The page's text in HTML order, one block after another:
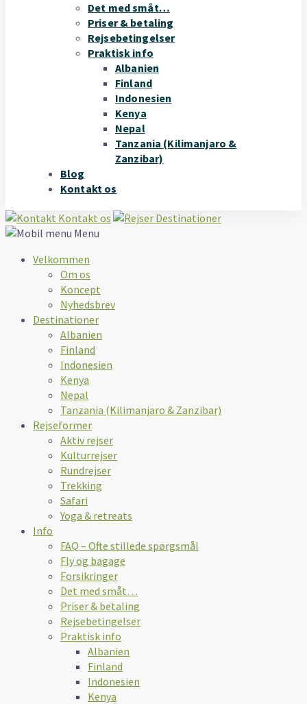
Det med småt…
Priser & betaling
Rejsebetingelser
Praktisk info
Albanien
Finland
Indonesien
Kenya
Nepal
Tanzania (Kilimanjaro &
Zanzibar)
Blog
Kontakt os
Kontakt os
Destinationer
Menu
Velkommen
Om os
Koncept
Nyhedsbrev
Destinationer
Albanien
Finland
Indonesien
Kenya
Nepal
Tanzania (Kilimanjaro & Zanzibar)
Rejseformer
Aktiv rejser
Kulturrejser
Rundrejser
Trekking
Safari
Yoga & retreats
Info
FAQ – Ofte stillede spørgsmål
Fly og bagage
Forsikringer
Det med småt…
Priser & betaling
Rejsebetingelser
Praktisk info
Albanien
Finland
Indonesien
Kenya